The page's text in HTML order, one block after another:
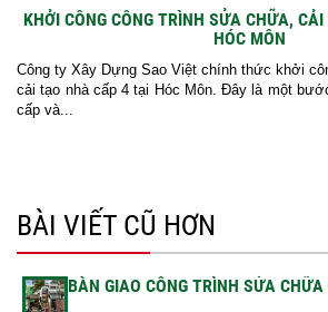
KHỞI CÔNG CÔNG TRÌNH SỬA CHỮA,
HÓC MÔN
Công ty Xây Dựng Sao Việt chính thức khởi
cải tạo nhà cấp 4 tại Hóc Môn. Đây là một
cấp và...
BÀI VIẾT CŨ HƠN
BÀN GIAO CÔNG TRÌNH SỬA